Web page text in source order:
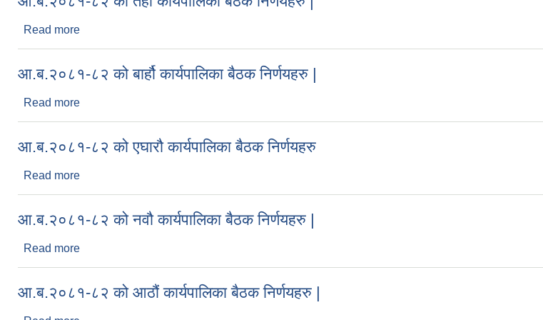
Read more
आ.ब.२०८१-८२ को बार्हौ कार्यपालिका बैठक निर्णयहरु |
Read more
आ.ब.२०८१-८२ को एघारौ कार्यपालिका बैठक निर्णयहरु
Read more
आ.ब.२०८१-८२ को नवौ कार्यपालिका बैठक निर्णयहरु |
Read more
आ.ब.२०८१-८२ को आठौं कार्यपालिका बैठक निर्णयहरु |